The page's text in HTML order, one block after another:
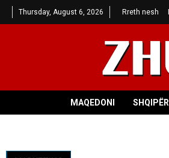
Thursday, August 6, 2026 Rreth nesh
MAQEDONI SHQIPËRI